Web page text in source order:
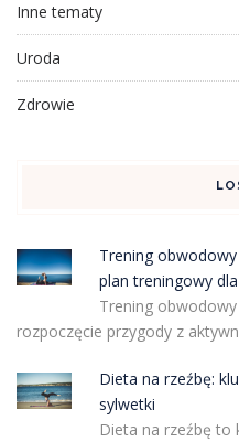
Inne tematy
Uroda
Zdrowie
Trening
plan treningowy
Trening
rozpoczęcie przygody z
Dieta na rzeźbę:
sylwetki
Dieta na rzeźbę to